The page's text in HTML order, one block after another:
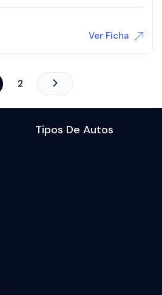
Ver Ficha
2
Tipos De Autos